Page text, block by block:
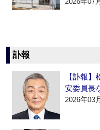
訃報
【訃報
安委員長
2026年03